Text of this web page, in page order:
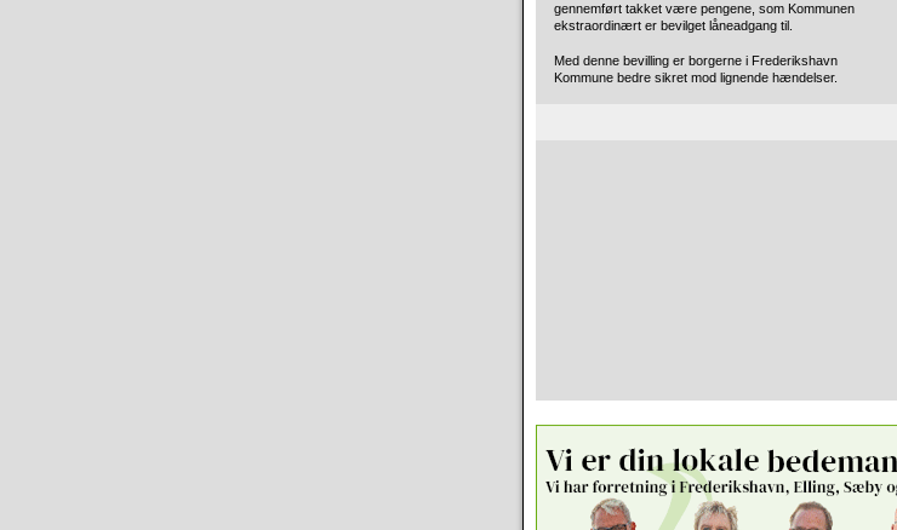
gennemført takket være pengene, som Kommunen
ekstraordinært er bevilget låneadgang til.
Med denne bevilling er borgerne i Frederikshavn
Kommune bedre sikret mod lignende hændelser.